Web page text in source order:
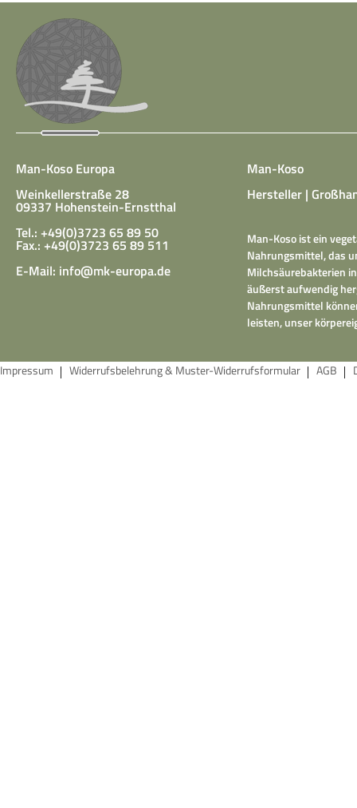
Man-Koso Europa
Weinkellerstraße 28
09337 Hohenstein-Ernstthal
Tel.: +49(0)3723 65 89 50
Fax.: +49(0)3723 65 89 511
E-Mail: info@mk-europa.de
Man-Koso
Hersteller |
Man-Koso ist ein
Nahrungsmittel, das
Milchsäurebakterien
äußerst aufwendig
Nahrungsmittel
leisten, unser
Impressum Widerrufsbelehrung & Muster-Widerrufsformular AGB